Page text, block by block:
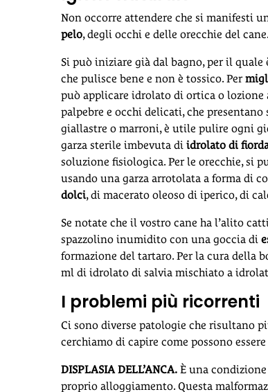
Non occorre attendere che si manifesti
pelo, degli occhi e delle orecchie del
Si può iniziare già dal bagno, per il
che pulisce bene e non è tossico. Per
può applicare idrolato di ortica o lozione
palpebre e occhi delicati, che presentano
giallastre o marroni, è utile pulire ogni
garza sterile imbevuta di idrolato di
soluzione fisiologica. Per le orecchie, si
usando una garza arrotolata a forma di
dolci, di macerato oleoso di iperico, di
Se notate che il vostro cane ha l’alito
spazzolino inumidito con una goccia di
formazione del tartaro. Per la cura della
ml di idrolato di salvia mischiato a
I problemi più ricorrenti
Ci sono diverse patologie che risultano
cerchiamo di capire come possono
DISPLASIA DELL’ANCA. È una
proprio alloggiamento. Questa